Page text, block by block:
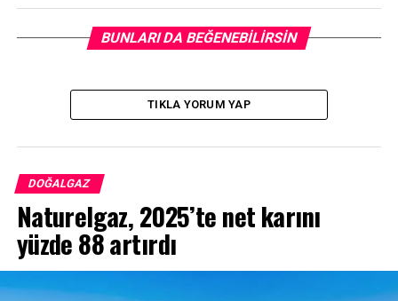
BUNLARI DA BEĞENEBILIRSIN
TIKLA YORUM YAP
DOĞALGAZ
Naturelgaz, 2025’te net karını
yüzde 88 artırdı